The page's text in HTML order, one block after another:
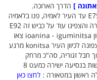
] הדרך הארוכה.
סעו על האוטוסטרדה אתונה סלוניקי כביש E75 עד העיר לאמיה, פנו בלאמיה
לכיוון karditsa - trikala והמשיכו עד מטאורה והצפינו עוד על כביש זה E92
עד האוטוסטרדה E90 פנו באוטוסטרדה לכיוון ioanina - iguminitsa צאו
מהאוטוסטרדה ביציאה ל ioanina ואז סעו צפונה לכיוון העיר konitsa מרגע
חבל זגוריה, סה"כ מרחק
נסיעה מאתונה 675 ק"מ שאתם צפויים לעשות בנסיעה ישירה כמעט 8
ראשון במטאורה : לחצו כאן